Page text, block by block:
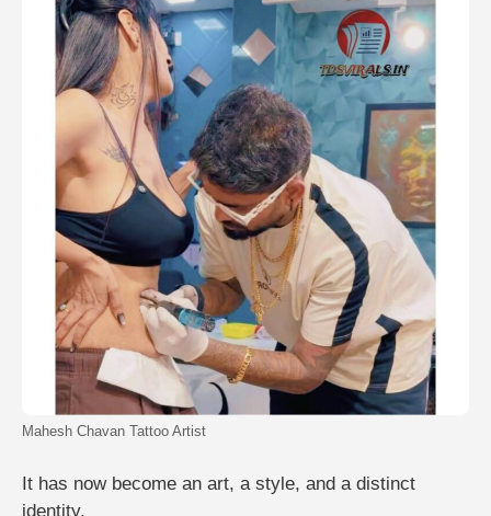
Mahesh Chavan Tattoo Artist
It has now become an art, a style, and a distinct
identity.